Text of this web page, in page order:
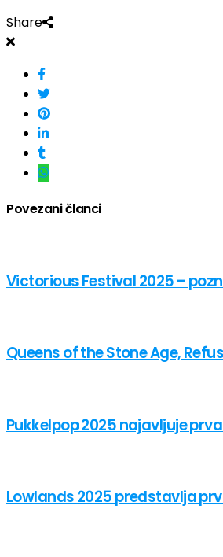
Share
Povezani članci
Victorious Festival 2025 –
Queens of the Stone Age,
Pukkelpop 2025 najavljuje
Lowlands 2025 predstavlja